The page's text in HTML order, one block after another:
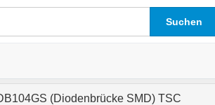
Suchen
(Diodenbrücke SMD) TSC